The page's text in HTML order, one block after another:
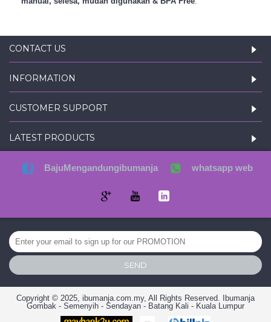
CONTACT US
INFORMATION
CUSTOMER SUPPORT
LATEST PRODUCTS
BajuMengandungibumanja whatsapp web
SEND
Copyright © 2025, ibumanja.com.my, All Rights Reserved. Ibumanja
Gombak - Semenyih - Sendayan - Batang Kali - Kuala Lumpur